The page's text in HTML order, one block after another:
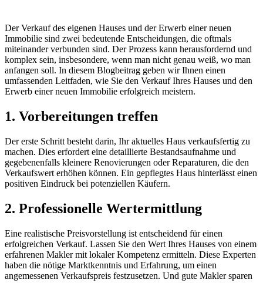
Der Verkauf des eigenen Hauses und der Erwerb einer neuen
Immobilie sind zwei bedeutende Entscheidungen, die oftmals
miteinander verbunden sind. Der Prozess kann herausfordernd und
komplex sein, insbesondere, wenn man nicht genau weiß, wo man
anfangen soll. In diesem Blogbeitrag geben wir Ihnen einen
umfassenden Leitfaden, wie Sie den Verkauf Ihres Hauses und den
Erwerb einer neuen Immobilie erfolgreich meistern.
1. Vorbereitungen treffen
Der erste Schritt besteht darin, Ihr aktuelles Haus verkaufsfertig zu
machen. Dies erfordert eine detaillierte Bestandsaufnahme und
gegebenenfalls kleinere Renovierungen oder Reparaturen, die den
Verkaufswert erhöhen können. Ein gepflegtes Haus hinterlässt einen
positiven Eindruck bei potenziellen Käufern.
2. Professionelle Wertermittlung
Eine realistische Preisvorstellung ist entscheidend für einen
erfolgreichen Verkauf. Lassen Sie den Wert Ihres Hauses von einem
erfahrenen Makler mit lokaler Kompetenz ermitteln. Diese Experten
haben die nötige Marktkenntnis und Erfahrung, um einen
angemessenen Verkaufspreis festzusetzen. Und gute Makler sparen